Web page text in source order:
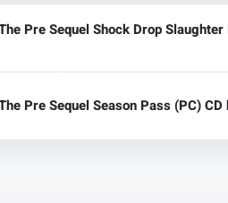
Pre Sequel Shock Drop Slaughter
Pre Sequel Season Pass (PC) CD